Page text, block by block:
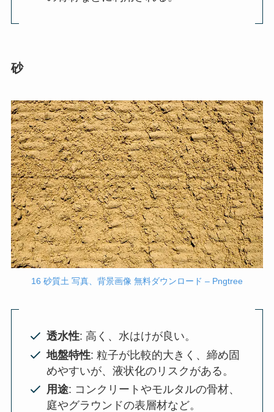
砂
16 砂質土 写真、背景画像 無料ダウンロード – Pngtree
透水性: 高く、水はけが良い。
地盤特性: 粒子が比較的大きく、締め固
めやすいが、液状化のリスクがある。
用途: コンクリートやモルタルの骨材、
庭やグラウンドの表層材など。